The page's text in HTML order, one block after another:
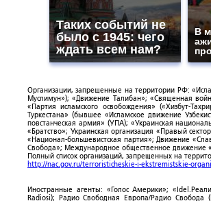
Таких событий не
было с 1945: чего
ждать всем нам?
В
Организации, запрещенные на территории РФ:
Муслимун»); «Движение Талибан»; «Священная
«Партия исламского освобождения» («Хизбут-
Туркестана» (бывшее «Исламское движение
повстанческая армия» (УПА); «Украинская
«Братство»; Украинская организация «Правый
«Национал-большевистская партия»; Движение
Свобода»; Международное общественное движение
Полный список организаций, запрещенных на
http://nac.gov.ru/terroristicheskie-i-ekstremistskie-
Иностранные агенты: «Голос Америки»;
Radiosi); Радио Свободная Европа/Радио Свобода